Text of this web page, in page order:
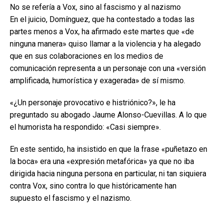
No se refería a Vox, sino al fascismo y al nazismo
En el juicio, Domínguez, que ha contestado a todas las
partes menos a Vox, ha afirmado este martes que «de
ninguna manera» quiso llamar a la violencia y ha alegado
que en sus colaboraciones en los medios de
comunicación representa a un personaje con una «versión
amplificada, humorística y exagerada» de sí mismo.
«¿Un personaje provocativo e histriónico?», le ha
preguntado su abogado Jaume Alonso-Cuevillas. A lo que
el humorista ha respondido: «Casi siempre».
En este sentido, ha insistido en que la frase «puñetazo en
la boca» era una «expresión metafórica» ya que no iba
dirigida hacia ninguna persona en particular, ni tan siquiera
contra Vox, sino contra lo que históricamente han
supuesto el fascismo y el nazismo.